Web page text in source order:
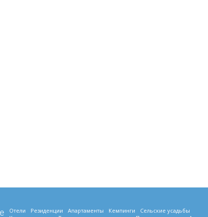
Отели Резиденции Апартаменты Кемпинги
Сельские усадьбы